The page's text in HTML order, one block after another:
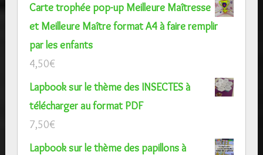
Carte trophée pop-up Meilleure Maîtresse
et Meilleure Maître format A4 à faire remplir
par les enfants
4,50€
Lapbook sur le thème des INSECTES à
télécharger au format PDF
7,50€
Lapbook sur le thème des papillons à